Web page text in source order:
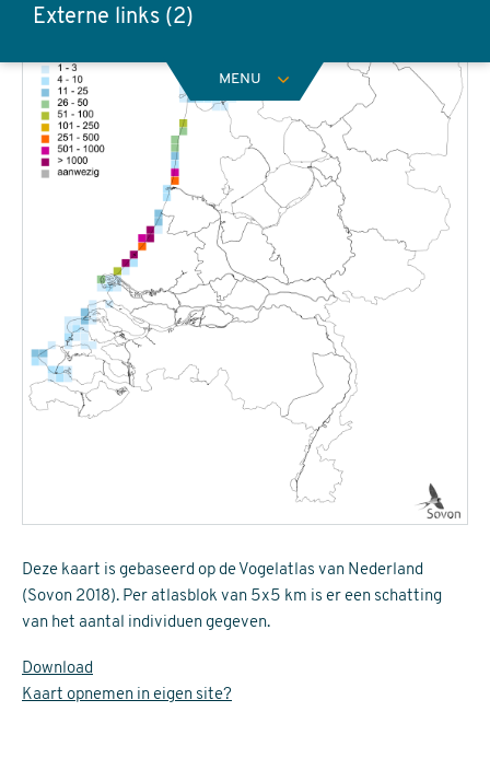
Externe links (2)
MENU
Deze kaart is gebaseerd op de Vogelatlas van Nederland
(Sovon 2018). Per atlasblok van 5x5 km is er een schatting
van het aantal individuen gegeven.
Download
Kaart opnemen in eigen site?